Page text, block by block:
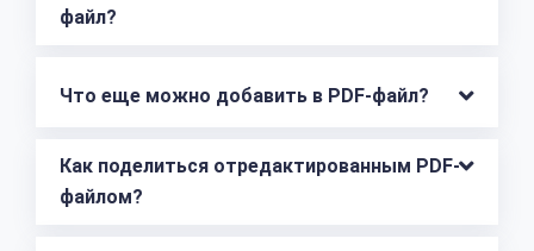
файл?
Что еще можно добавить в PDF-файл?
Как поделиться отредактированным PDF-
файлом?